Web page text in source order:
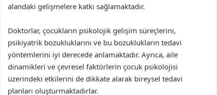
alandaki gelişmelere katkı sağlamaktadır.
Doktorlar, çocukların psikolojik gelişim süreçlerini,
psikiyatrik bozukluklarını ve bu bozuklukların tedavi
yöntemlerini iyi derecede anlamaktadır. Ayrıca, aile
dinamikleri ve çevresel faktörlerin çocuk psikolojisi
üzerindeki etkilerini de dikkate alarak bireysel tedavi
planları oluşturmaktadırlar.